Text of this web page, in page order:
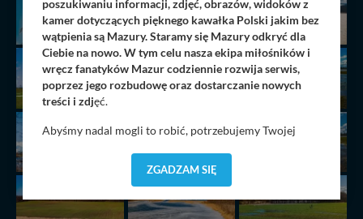
poszukiwaniu informacji, zdjęć, obrazów, widoków z
kamer dotyczących pięknego kawałka Polski jakim bez
wątpienia są Mazury. Staramy się Mazury odkryć dla
Ciebie na nowo. W tym celu nasza ekipa miłośników i
wręcz fanatyków Mazur codziennie rozwija serwis,
poprzez jego rozbudowę oraz dostarczanie nowych
treści i zdjęć.
Abyśmy nadal mogli to robić, potrzebujemy Twojej
dostosować do Twoich preferencji. Twoje dane (w tym
pliki cookies) będą zapisywane w celu usprawnienia
wyszukania, ulubione miejsca, logowania, itp).
ZGADZAM SIĘ